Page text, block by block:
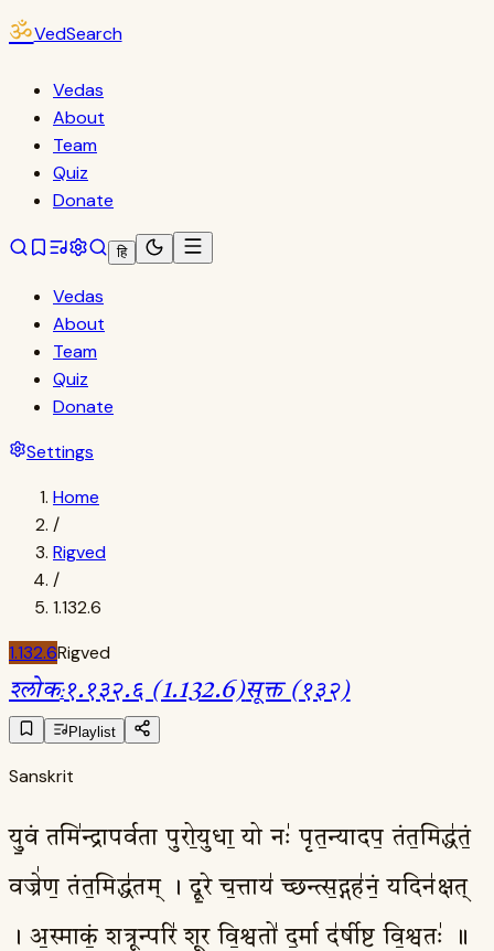
ॐVedSearch
Vedas
About
Team
Quiz
Donate
हि
Vedas
About
Team
Quiz
Donate
Settings
Home
/
Rigved
/
1.132.6
1.132.6Rigved
श्लोक:१.१३२.६ (1.132.6)सूक्त (१३२)
Playlist
Sanskrit
यु॒वं तमि॑न्द्रापर्वता पुरो॒युधा॒ यो नः॑ पृत॒न्यादप॒ तंत॒मिद्ध॑तं॒
वज्रे॑ण॒ तंत॒मिद्ध॑तम् । दू॒रे च॒त्ताय॑ च्छन्त्स॒द्गह॑नं॒ यदिन॑क्षत्
। अ॒स्माकं॒ शत्रू॒न्परि॑ शूर वि॒श्वतो॑ द॒र्मा द॑र्षीष्ट वि॒श्वतः॑ ॥